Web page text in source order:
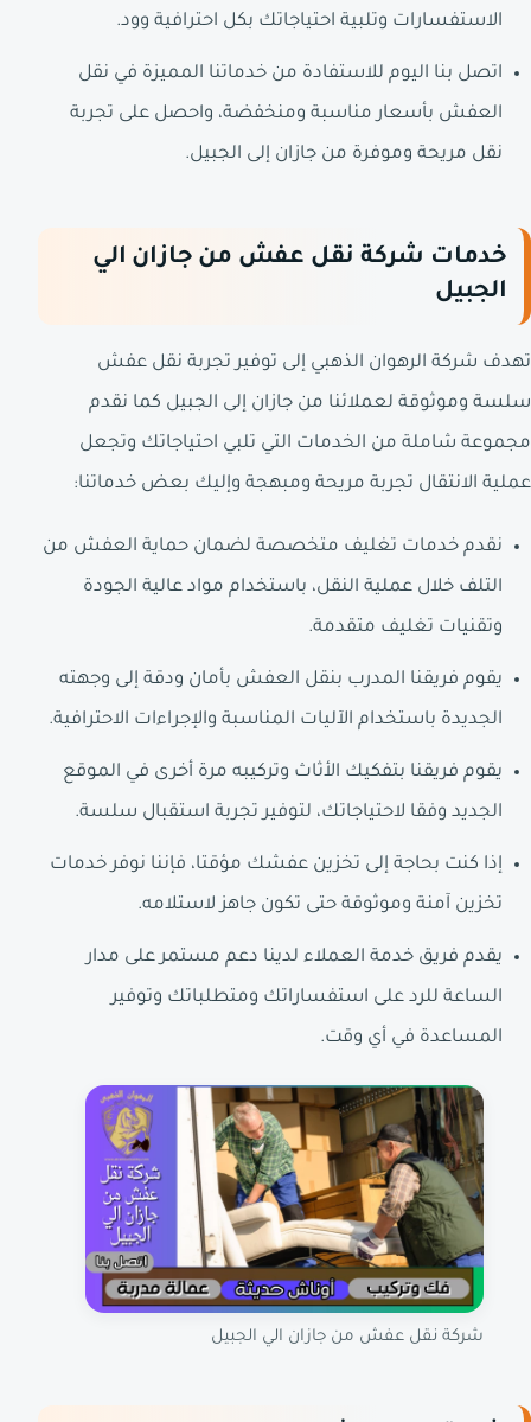
الاستفسارات وتلبية احتياجاتك بكل احترافية وود.
اتصل بنا اليوم للاستفادة من خدماتنا المميزة في نقل
العفش بأسعار مناسبة ومنخفضة، واحصل على تجربة
نقل مريحة وموفرة من جازان إلى الجبيل.
خدمات شركة نقل عفش من جازان الي
الجبيل
تهدف شركة الرهوان الذهبي إلى توفير تجربة نقل عفش
سلسة وموثوقة لعملائنا من جازان إلى الجبيل كما نقدم
مجموعة شاملة من الخدمات التي تلبي احتياجاتك وتجعل
عملية الانتقال تجربة مريحة ومبهجة وإليك بعض خدماتنا:
نقدم خدمات تغليف متخصصة لضمان حماية العفش من
التلف خلال عملية النقل، باستخدام مواد عالية الجودة
وتقنيات تغليف متقدمة.
يقوم فريقنا المدرب بنقل العفش بأمان ودقة إلى وجهته
الجديدة باستخدام الآليات المناسبة والإجراءات الاحترافية.
يقوم فريقنا بتفكيك الأثاث وتركيبه مرة أخرى في الموقع
الجديد وفقا لاحتياجاتك، لتوفير تجربة استقبال سلسة.
إذا كنت بحاجة إلى تخزين عفشك مؤقتا، فإننا نوفر خدمات
تخزين آمنة وموثوقة حتى تكون جاهز لاستلامه.
يقدم فريق خدمة العملاء لدينا دعم مستمر على مدار
الساعة للرد على استفساراتك ومتطلباتك وتوفير
المساعدة في أي وقت.
شركة نقل عفش من جازان الي الجبيل